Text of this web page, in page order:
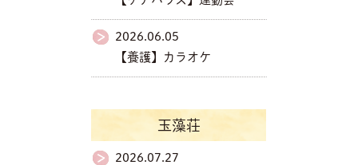
2026.06.05
【養護】カラオケ
玉藻荘
2026.07.27